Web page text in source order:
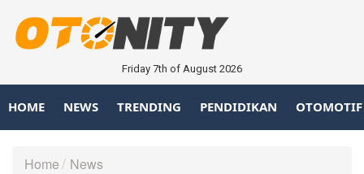
Friday 7th of August 2026
HOME NEWS TRENDING PENDIDIKAN OTOMOTIF
Home News